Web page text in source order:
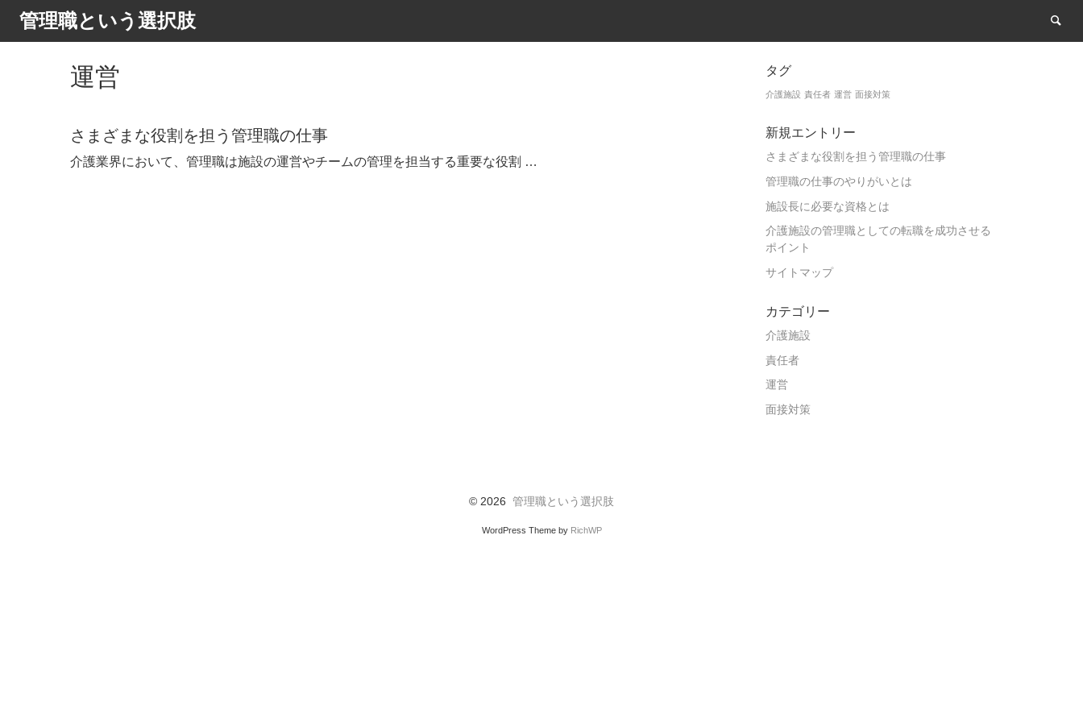
管理職という選択肢
運営
さまざまな役割を担う管理職の仕事
介護業界において、管理職は施設の運営やチームの管理を担当する重要な役割 …
タグ
介護施設 責任者 運営 面接対策
新規エントリー
さまざまな役割を担う管理職の仕事
管理職の仕事のやりがいとは
施設長に必要な資格とは
介護施設の管理職としての転職を成功させる
ポイント
サイトマップ
カテゴリー
介護施設
責任者
運営
面接対策
© 2026 管理職という選択肢
WordPress Theme by RichWP